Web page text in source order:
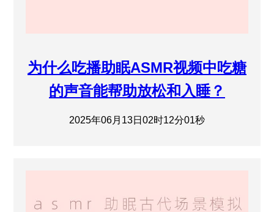
为什么吃播助眠ASMR视频中吃糖
的声音能帮助放松和入睡？
2025年06月13日02时12分01秒